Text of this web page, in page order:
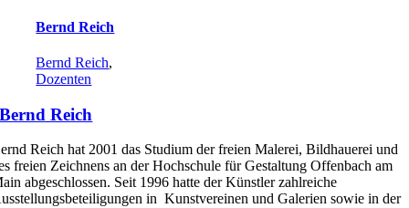
Bernd Reich
Bernd Reich,
Dozenten
Bernd Reich
Reich hat 2001 das Studium der freien Malerei, Bildhauerei und
freien Zeichnens an der Hochschule für Gestaltung Offenbach am
abgeschlossen. Seit 1996 hatte der Künstler zahlreiche
in Kunstvereinen und Galerien sowie in der